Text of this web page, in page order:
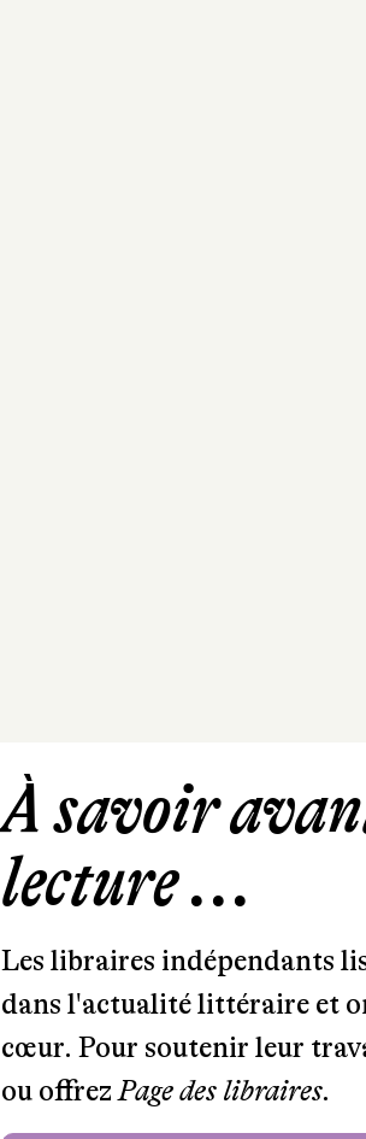
À savoir
lecture ...
Les libraires indépendants
dans l'actualité littéraire et
cœur. Pour soutenir leur
ou offrezPage des libraires.